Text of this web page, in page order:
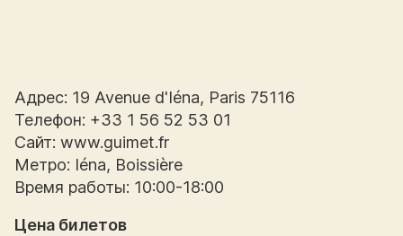
Адрес: 19 Avenue d'Iéna, Paris 75116
Телефон: +33 1 56 52 53 01
Сайт: www.guimet.fr
Метро: Iéna, Boissière
Время работы: 10:00-18:00
Цена билетов